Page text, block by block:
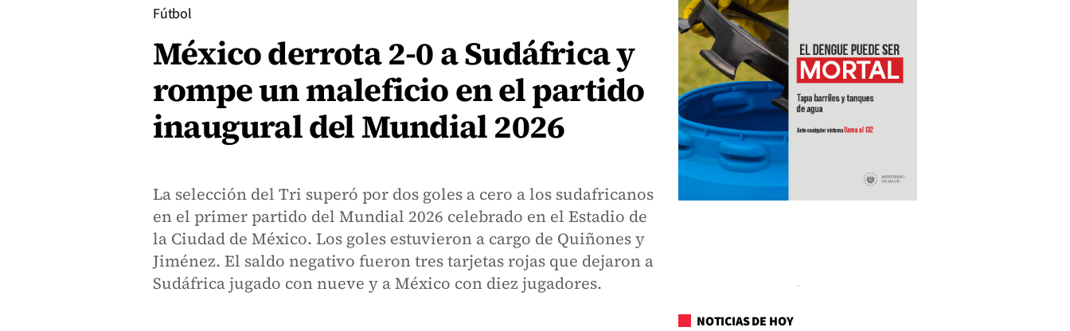
Fútbol
México derrota 2-0 a Sudáfrica y
rompe un maleficio en el partido
inaugural del Mundial 2026
La selección del Tri superó por dos goles a cero a los sudafricanos
en el primer partido del Mundial 2026 celebrado en el Estadio de
la Ciudad de México. Los goles estuvieron a cargo de Quiñones y
Jiménez. El saldo negativo fueron tres tarjetas rojas que dejaron a
Sudáfrica jugado con nueve y a México con diez jugadores.
NOTICIAS DE HOY